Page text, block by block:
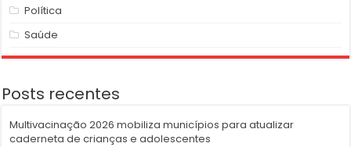
Política
Saúde
Posts recentes
Multivacinação 2026 mobiliza municípios para atualizar
caderneta de crianças e adolescentes